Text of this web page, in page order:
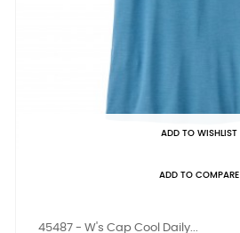
ADD TO WISHLIST
ADD TO COMPARE
45487 - W's Cap Cool Daily...